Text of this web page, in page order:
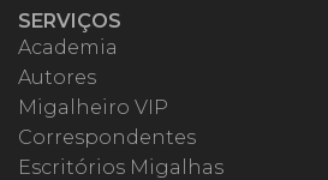
SERVIÇOS
Academia
Autores
Migalheiro VIP
Correspondentes
Escritórios Migalhas